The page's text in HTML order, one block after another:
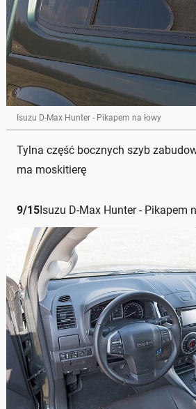
Isuzu D-Max Hunter - Pikapem na łowy
Tylna część bocznych szyb
ma moskitierę
9/15 Isuzu D-Max Hunter - Pikapem